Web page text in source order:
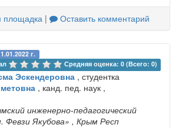
площадка | Оставить комментарий
г.
Средняя оценка: 0 (Всего: 0)
Эскендеровна , студентка
, канд. пед. наук ,
инженерно-педагогический
Февзи Якубова» , Крым Респ